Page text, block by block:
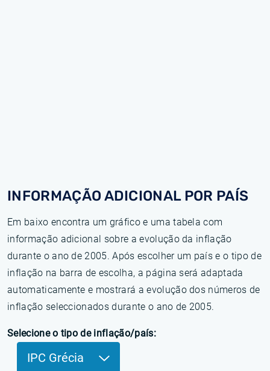
INFORMAÇÃO ADICIONAL POR PAÍS
Em baixo encontra um gráfico e uma tabela com
informação adicional sobre a evolução da inflação
durante o ano de 2005. Após escolher um país e o tipo de
inflação na barra de escolha, a página será adaptada
automaticamente e mostrará a evolução dos números de
inflação seleccionados durante o ano de 2005.
Selecione o tipo de inflação/país:
IPC Grécia